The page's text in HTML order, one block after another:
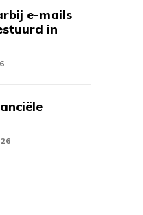
e-mails
in